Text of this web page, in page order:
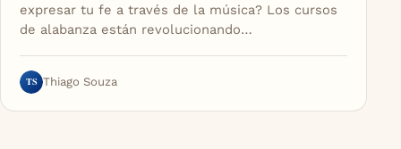
expresar tu fe a través de la música? Los cursos
de alabanza están revolucionando…
TS Thiago Souza